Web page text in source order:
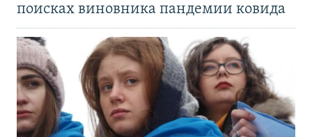
поисках виновника пандемии ковида